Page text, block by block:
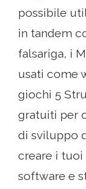
possibile
in tandem
falsariga, i
usati come
giochi 5
gratuiti per
di sviluppo
creare i
software e